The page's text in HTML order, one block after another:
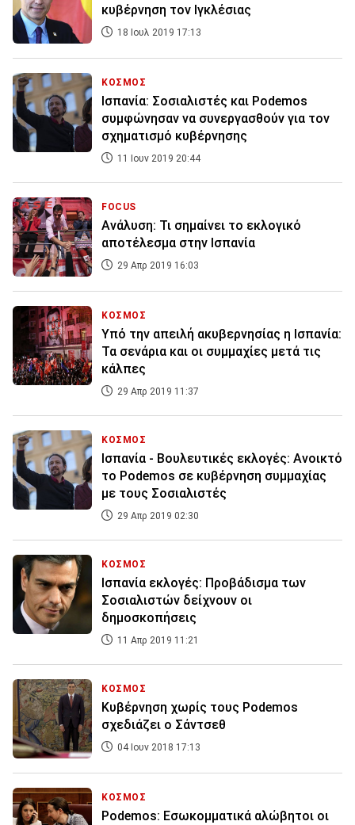
κυβέρνηση τον Ιγκλέσιας
18 Ιουλ 2019 17:13
ΚΟΣΜΟΣ
Ισπανία: Σοσιαλιστές και Podemos
συμφώνησαν να συνεργασθούν για τον
σχηματισμό κυβέρνησης
11 Ιουν 2019 20:44
FOCUS
Ανάλυση: Τι σημαίνει το εκλογικό
αποτέλεσμα στην Ισπανία
29 Απρ 2019 16:03
ΚΟΣΜΟΣ
Υπό την απειλή ακυβερνησίας η Ισπανία:
Τα σενάρια και οι συμμαχίες μετά τις
κάλπες
29 Απρ 2019 11:37
ΚΟΣΜΟΣ
Ισπανία - Βουλευτικές εκλογές: Ανοικτό
το Podemos σε κυβέρνηση συμμαχίας
με τους Σοσιαλιστές
29 Απρ 2019 02:30
ΚΟΣΜΟΣ
Ισπανία εκλογές: Προβάδισμα των
Σοσιαλιστών δείχνουν οι
δημοσκοπήσεις
11 Απρ 2019 11:21
ΚΟΣΜΟΣ
Κυβέρνηση χωρίς τους Podemos
σχεδιάζει ο Σάντσεθ
04 Ιουν 2018 17:13
ΚΟΣΜΟΣ
Podemos: Εσωκομματικά αλώβητοι οι